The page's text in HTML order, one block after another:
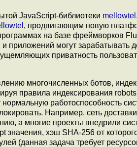
JavaScript-библиотеки
, продвигающим новую
на базе фреймворков
приложений могут зарабатывать
приватность
многочисленных ботов,
правила индексирования
работоспособность
Например, сеть доставки
а многие проекты внедрили
значения, хэш SHA-256 от
(данная задача требует